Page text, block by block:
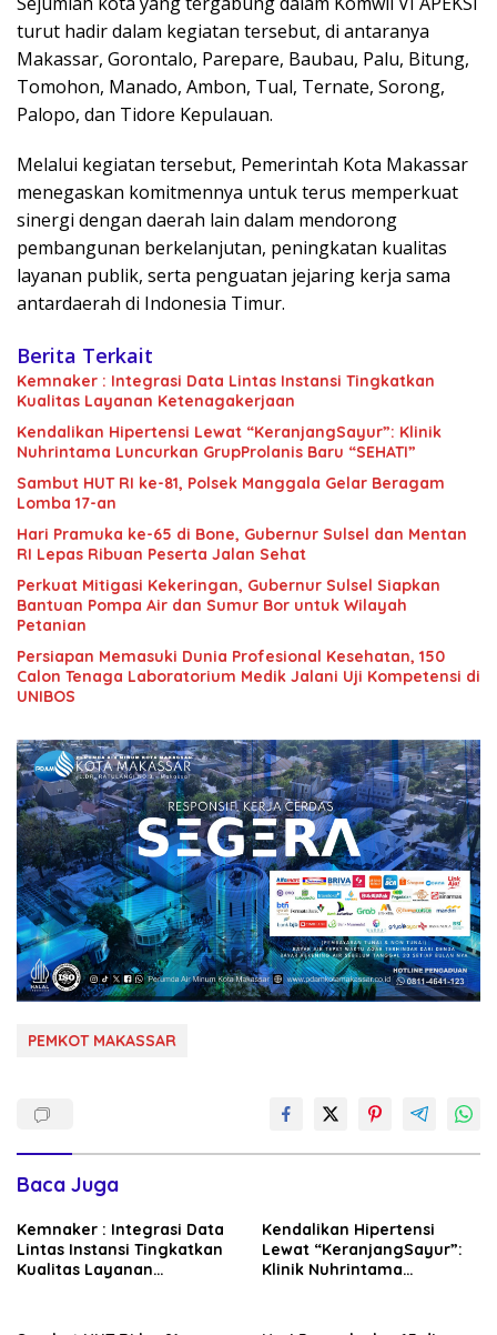
turut hadir dalam kegiatan tersebut, di antaranya
Makassar, Gorontalo, Parepare, Baubau, Palu, Bitung,
Tomohon, Manado, Ambon, Tual, Ternate, Sorong,
Palopo, dan Tidore Kepulauan.
Melalui kegiatan tersebut, Pemerintah Kota Makassar
menegaskan komitmennya untuk terus memperkuat
sinergi dengan daerah lain dalam mendorong
pembangunan berkelanjutan, peningkatan kualitas
layanan publik, serta penguatan jejaring kerja sama
antardaerah di Indonesia Timur.
Berita Terkait
Kemnaker : Integrasi Data Lintas Instansi Tingkatkan
Kualitas Layanan Ketenagakerjaan
Kendalikan Hipertensi Lewat “KeranjangSayur”: Klinik
Nuhrintama Luncurkan GrupProlanis Baru “SEHATI”
Sambut HUT RI ke-81, Polsek Manggala Gelar Beragam
Lomba 17-an
Hari Pramuka ke-65 di Bone, Gubernur Sulsel dan Mentan
RI Lepas Ribuan Peserta Jalan Sehat
Perkuat Mitigasi Kekeringan, Gubernur Sulsel Siapkan
Bantuan Pompa Air dan Sumur Bor untuk Wilayah
Petanian
Persiapan Memasuki Dunia Profesional Kesehatan, 150
Calon Tenaga Laboratorium Medik Jalani Uji Kompetensi di
UNIBOS
PEMKOT MAKASSAR
Baca Juga
Kemnaker : Integrasi Data
Lintas Instansi Tingkatkan
Kualitas Layanan
Kendalikan Hipertensi
Lewat “KeranjangSayur”:
Klinik Nuhrintama